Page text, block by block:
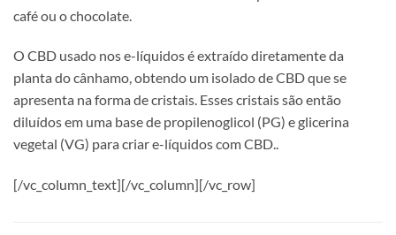
café ou o chocolate.
O CBD usado nos e-líquidos é extraído diretamente da
planta do cânhamo, obtendo um isolado de CBD que se
apresenta na forma de cristais. Esses cristais são então
diluídos em uma base de propilenoglicol (PG) e glicerina
vegetal (VG) para criar e-líquidos com CBD..
[/vc_column_text][/vc_column][/vc_row]